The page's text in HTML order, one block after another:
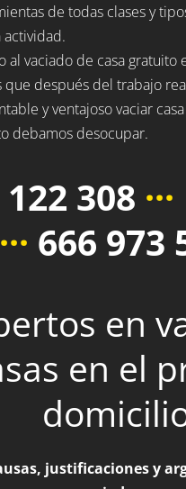
de todas clases y
actividad.
al vaciado de casa gratuito
que después del trabajo
y ventajoso vaciar
debamos desocupar.
308
··· 666 973
en
en el
justificaciones y